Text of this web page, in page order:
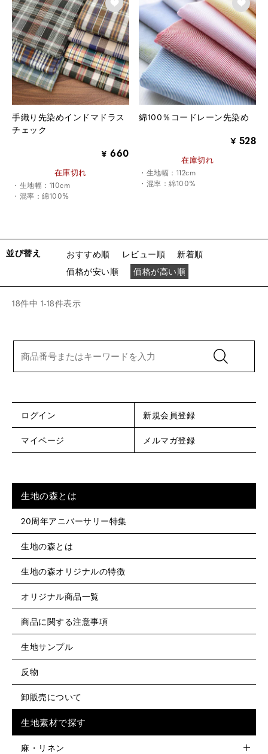
手織り先染めインドマドラス
チェック
¥ 660
在庫切れ
・生地幅：110cm
・混率：綿100%
綿100％コードレーン先染め
¥ 528
在庫切れ
・生地幅：112cm
・混率：綿100%
並び替え おすすめ順 レビュー順
新着順
価格が安い順
価格が高い順
18件中 1-18件表示
ログイン 新規会員登録
マイページ メルマガ登録
生地の森とは
20周年アニバーサリー特集
生地の森とは
生地の森オリジナルの特徴
オリジナル商品一覧
商品に関する注意事項
生地サンプル
反物
卸販売について
生地素材で探す
麻・リネン